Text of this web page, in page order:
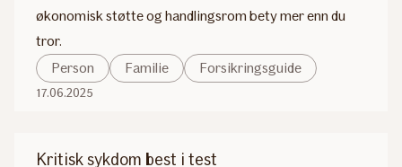
økonomisk støtte og handlingsrom bety mer enn du
tror.
Person
Familie Forsikringsguide
17.06.2025
Kritisk sykdom best i test